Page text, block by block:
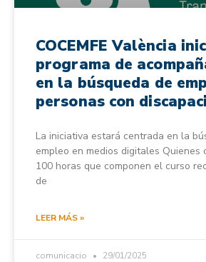
COCEMFE València
programa de
en la búsqueda de
personas con
La iniciativa estará centrada en la
empleo en medios digitales Quienes
100 horas que componen el curso
de
LEER MÁS »
comunicacio 29/01/2025